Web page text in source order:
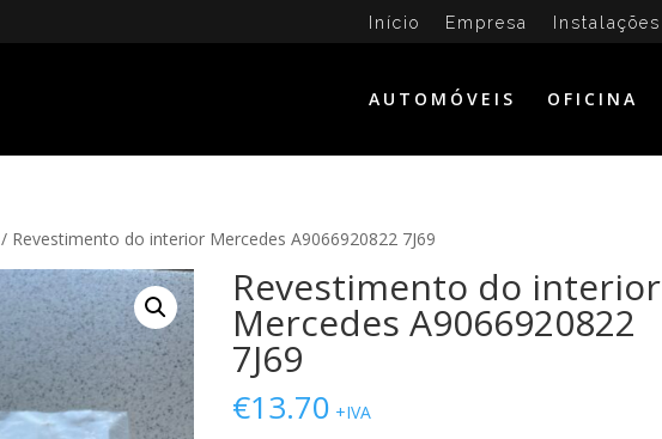
Início Empresa Instalações
AUTOMÓVEIS OFICINA
/ Revestimento do interior Mercedes A9066920822 7J69
Revestimento do interior
Mercedes A9066920822
7J69
€13.70 +IVA